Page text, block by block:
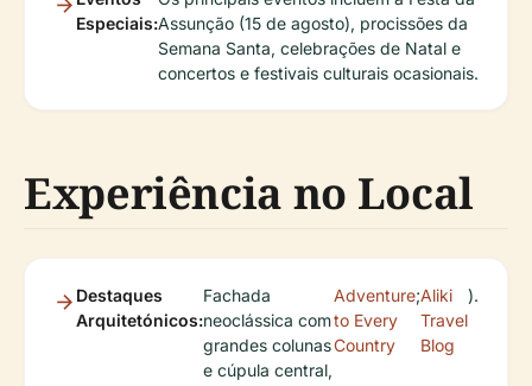
Especiais:Assunção (15 de agosto), procissões da
Semana Santa, celebrações de Natal e
concertos e festivais culturais ocasionais.
Experiência no Local
Destaques
Arquitetónicos:
Fachada
neoclássica com
grandes colunas
e cúpula central,
Adventure
to Every
Country
;Aliki
Travel
Blog
).